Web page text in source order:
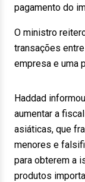
pagamento do
O ministro
transações
empresa e uma
Haddad
aumentar a
asiáticas, que
menores e
para obterem a
produtos